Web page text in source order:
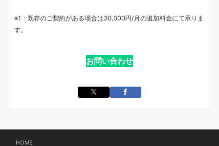
※1：既存のご契約がある場合は30,000円/月の追加料金にて承りま
す。
お問い合わせ
HOME